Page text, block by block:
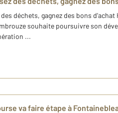
déchets, gagnez des bons
souhaite poursuivre son
...
va faire étape à